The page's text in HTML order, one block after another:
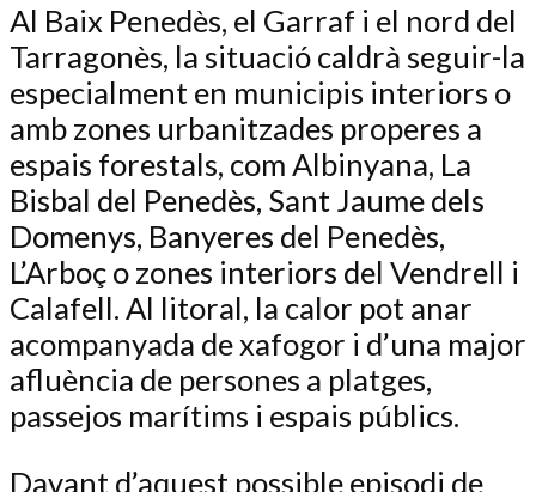
Al Baix Penedès, el Garraf i el nord del
Tarragonès, la situació caldrà seguir-la
especialment en municipis interiors o
amb zones urbanitzades properes a
espais forestals, com Albinyana, La
Bisbal del Penedès, Sant Jaume dels
Domenys, Banyeres del Penedès,
L’Arboç o zones interiors del Vendrell i
Calafell. Al litoral, la calor pot anar
acompanyada de xafogor i d’una major
afluència de persones a platges,
passejos marítims i espais públics.
Davant d’aquest possible episodi de